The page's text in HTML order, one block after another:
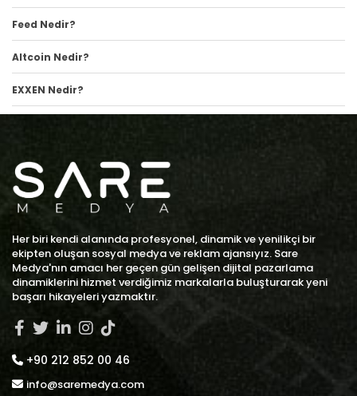
Feed Nedir?
Altcoin Nedir?
EXXEN Nedir?
Her biri kendi alanında profesyonel, dinamik ve yenilikçi bir
ekipten oluşan sosyal medya ve reklam ajansıyız. Sare
Medya'nın amacı her geçen gün gelişen dijital pazarlama
dinamiklerini hizmet verdiğimiz markalarla buluşturarak yeni
başarı hikayeleri yazmaktır.
+90 212 852 00 46
info@saremedya.com